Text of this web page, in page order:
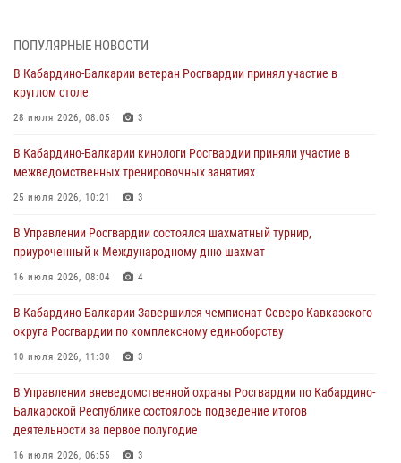
направлении
31 июля 2026, 09:22
генерала армии Виктора Золотова с заместителем полномочного
представителя Президента Российской Федерации в Северо-
Кавказском федеральном округе Виталием Кузнецовым
Управление Росгвардии по Кабардино-Балкарской Республике
информирует
В Кабардино-Балкарии нештатные инструктора подразделений
Росгвардии отработали профессиональные навыки
ПОПУЛЯРНЫЕ НОВОСТИ
В Кабардино-Балкарии ветеран Росгвардии принял участие в
круглом столе
28 июля 2026, 08:05 3
В Кабардино-Балкарии кинологи Росгвардии приняли участие в
межведомственных тренировочных занятиях
25 июля 2026, 10:21 3
В Управлении Росгвардии состоялся шахматный турнир,
приуроченный к Международному дню шахмат
16 июля 2026, 08:04 4
В Кабардино-Балкарии Завершился чемпионат Северо-Кавказского
округа Росгвардии по комплексному единоборству
10 июля 2026, 11:30 3
В Управлении вневедомственной охраны Росгвардии по Кабардино-
Балкарской Республике состоялось подведение итогов
деятельности за первое полугодие
16 июля 2026, 06:55 3